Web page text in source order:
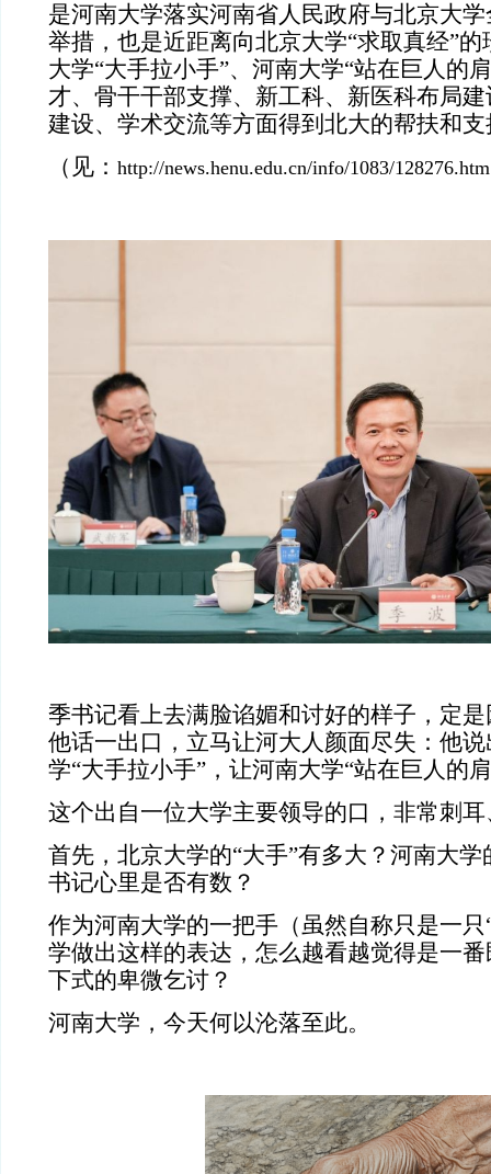
是河南大学落实河南省人民政府与北京大
举措，也是近距离向北京大学“求取真经”的
大学“大手拉小手”、河南大学“站在巨人的
才、骨干干部支撑、新工科、新医科布局
建设、学术交流等方面得到北大的帮扶和支
（见： http://news.henu.edu.cn/info/1083/128276.htm
季书记看上去满脸谄媚和讨好的样子，定
他话一出口，立马让河大人颜面尽失：他
学“大手拉小手”，让河南大学“站在巨人的
这个出自一位大学主要领导的口，非常刺
首先，北京大学的“大手”有多大？河南大学
书记心里是否有数？
作为河南大学的一把手 （虽然自称只是一
学做出这样的表达，怎么越看越觉得是一
下式的卑微乞讨？
河南大学，今天何以沦落至此。